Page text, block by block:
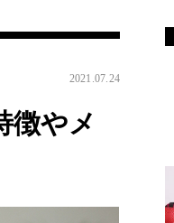
2021.07.24
徴やメ